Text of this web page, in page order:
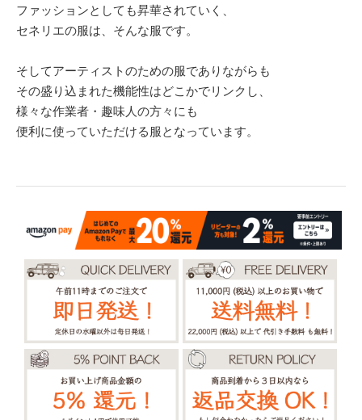
ファッションとしても昇華されていく、
セネリエの服は、そんな服です。
そしてアーティストのための服でありながらも
その盛り込まれた機能性はどこかでリンクし、
様々な作業者・趣味人の方々にも
便利に使っていただける服となっています。